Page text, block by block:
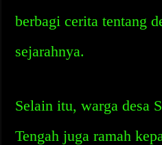
berbagi cerita tentang
sejarahnya.
Selain itu, warga desa
Tengah juga ramah